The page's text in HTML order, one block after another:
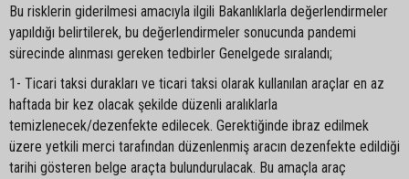
Bu risklerin giderilmesi amacıyla ilgili Bakanlıklarla değerlendirmeler
yapıldığı belirtilerek, bu değerlendirmeler sonucunda pandemi
sürecinde alınması gereken tedbirler Genelgede sıralandı;
1- Ticari taksi durakları ve ticari taksi olarak kullanılan araçlar en az
haftada bir kez olacak şekilde düzenli aralıklarla
temizlenecek/dezenfekte edilecek. Gerektiğinde ibraz edilmek
üzere yetkili merci tarafından düzenlenmiş aracın dezenfekte edildiği
tarihi gösteren belge araçta bulundurulacak. Bu amaçla araç